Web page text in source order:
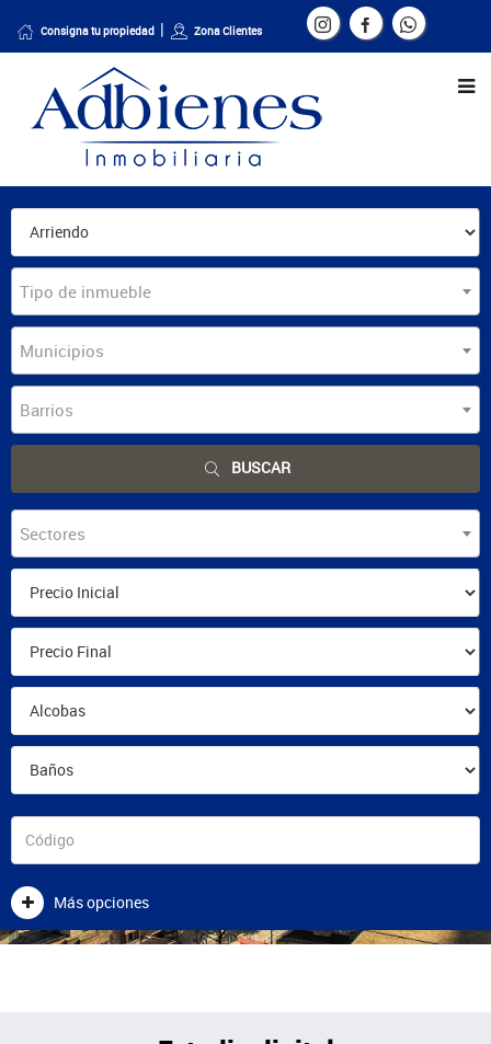
Consigna tu propiedad Zona Clientes
Tipo de inmueble
Municipios
Barrios
BUSCAR
Sectores
Más opciones